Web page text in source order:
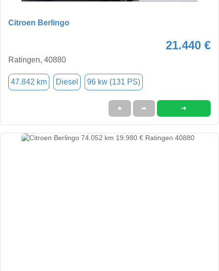
Citroen Berlingo
21.440 €
Ratingen, 40880
47.842 km Diesel 96 kw (131 PS)
★ ➦ ➜